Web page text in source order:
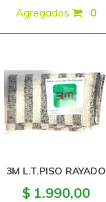
Agregados : 0
3M L.T.PISO RAYADO
$ 1.990,00